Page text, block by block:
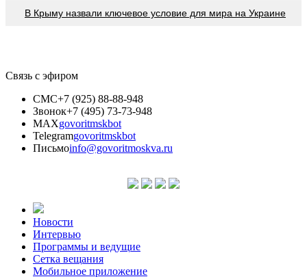
В Крыму назвали ключевое условие для мира на Украине
Связь с эфиром
СМС+7 (925) 88-88-948
Звонок+7 (495) 73-73-948
MAXgovoritmskbot
Telegramgovoritmskbot
Письмоinfo@govoritmoskva.ru
Новости
Интервью
Программы и ведущие
Сетка вещания
Мобильное приложение